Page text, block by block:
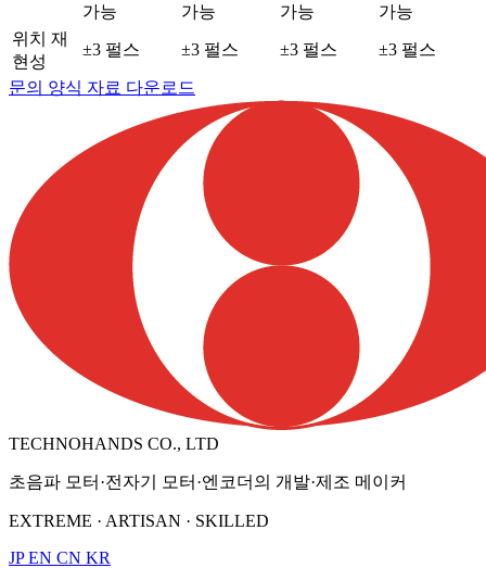
가능
가능
가능
가능
위치 재
현성
±3 펄스 ±3 펄스 ±3 펄스 ±3 펄스
문의 양식 자료 다운로드
TECHNOHANDS CO., LTD
초음파 모터·전자기 모터·엔코더의 개발·제조 메이커
EXTREME · ARTISAN · SKILLED
JPEN CN KR